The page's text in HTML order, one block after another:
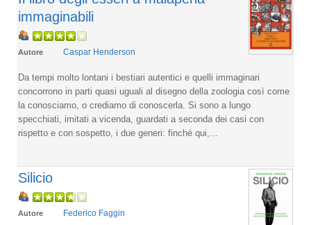
immaginabili
Autore Caspar Henderson
Da tempi molto lontani i bestiari autentici e quelli immaginari
concorrono in parti quasi uguali al disegno della zoologia così come
la conosciamo, o crediamo di conoscerla. Si sono a lungo
specchiati, imitati a vicenda, guardati a seconda dei casi con
rispetto e con sospetto, i due generi: finché qui,...
Silicio
Autore Federico Faggin